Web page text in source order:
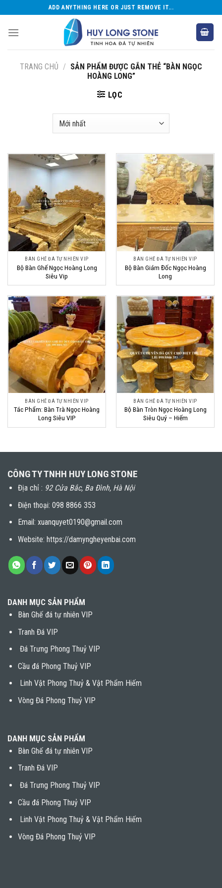
to
content
ADD ANYTHING HERE OR JUST REMOVE IT...
TRANG CHỦ / SẢN PHẨM ĐƯỢC GẮN THẺ “BÀN NGỌC
HOÀNG LONG”
LỌC
BÀN GHẾ ĐÁ TỰ NHIÊN VIP
Bộ Bàn Ghế Ngọc Hoàng Long
Siêu Vip
BÀN GHẾ ĐÁ TỰ NHIÊN VIP
Bộ Bàn Giám Đốc Ngọc Hoàng
Long
BÀN GHẾ ĐÁ TỰ NHIÊN VIP
Tác Phẩm: Bàn Trà Ngọc Hoàng
Long Siêu VIP
BÀN GHẾ ĐÁ TỰ NHIÊN VIP
Bộ Bàn Tròn Ngọc Hoàng Long
Siêu Quý – Hiếm
CÔNG TY TNHH HUY LONG STONE
Địa chỉ : 92 Cửa Bắc, Ba Đình, Hà Nội
Điện thoại: 098 8866 353
Email: xuanquyet0190@gmail.com
Website: https://damyngheyenbai.com
DANH MỤC SẢN PHẨM
Bàn Ghế đá tự nhiên VIP
Tranh Đá VIP
Đá Trưng Phong Thuỷ VIP
Cầu đá Phong Thuỷ VIP
Linh Vật Phong Thuỷ & Vật Phẩm Hiếm
Vòng Đá Phong Thuỷ VIP
DANH MỤC SẢN PHẨM
Bàn Ghế đá tự nhiên VIP
Tranh Đá VIP
Đá Trưng Phong Thuỷ VIP
Cầu đá Phong Thuỷ VIP
Linh Vật Phong Thuỷ & Vật Phẩm Hiếm
Vòng Đá Phong Thuỷ VIP